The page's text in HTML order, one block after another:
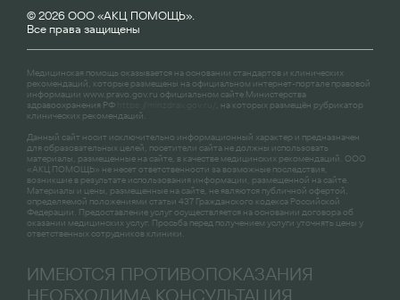
© 2026 ООО «АКЦ ПОМОЩЬ».
Все права защищены
Медицинская помощь оказывается на основании стандартов и клинических
рекомендаций, которые размещены на официальном интернет-портале правовой
информации www.pravo.gov.ru официальном сайте Министерства
здравоохранения РФ
, на которых размещён рубрикатор
клинических рекомендаций.
Данный сайт носит исключительно информационный характер и предназначен
для образовательных целей, посетители сайта не должны использовать
материалы, размещенные на сайте, в качестве медицинских рекомендаций. ООО
«АКЦ ПОМОЩЬ» не несет ответственности за возможные последствия,
возникшие в результате использования информации, размещенной на сайте.
Материалы и цены, размещенные на сайте, не являются публичной офертой,
определяемой положениями статьи 437 Гражданского кодекса Российской
Федерации. Предоставление услуг осуществляется на основании договора об
оказании медицинских услуг. Просьба перед получением услуги уточнять цены у
ответственных сотрудников клиники.
ИМЕЮТСЯ ПРОТИВОПОКАЗАНИЯ
НЕОБХОДИМА КОНСУЛЬТАЦИЯ